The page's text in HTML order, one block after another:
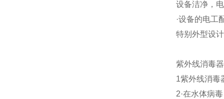
设备洁净，
·设备的电工
特别外型设
紫外线消毒
1紫外线消毒
2·在水体病